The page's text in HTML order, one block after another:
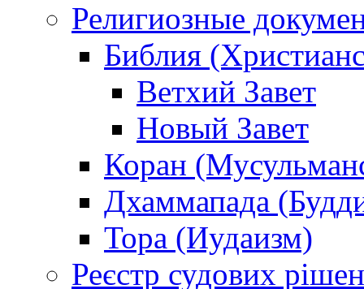
Религиозные
Библия
Ветхий Завет
Новый Завет
Коран
Дхаммапада
Тора (Иудаизм)
Реєстр судових